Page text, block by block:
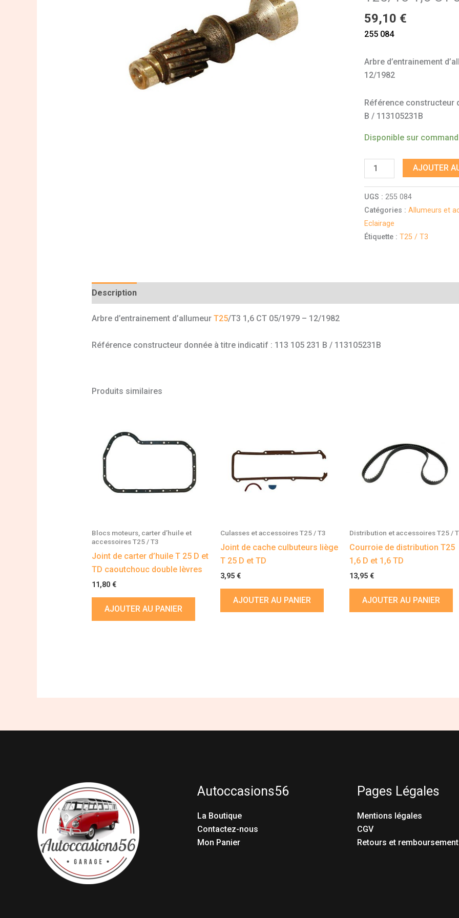
59,10 €
255 084
Arbre d’entrainement
12/1982
Référence constructeur
B / 113105231B
Disponible sur
05/1979
-
AJOUTER
UGS :255 084
Catégories :Allumeurs et
Eclairage
Étiquette :T25 / T3
Description
Arbre d’entrainement d’allumeur T25/T3 1,6 CT 05/1979 – 12/1982
Référence constructeur donnée à titre indicatif : 113 105 231 B / 113105231B
Produits similaires
Blocs moteurs, carter d’huile et
accessoires T25 / T3
Joint de carter d’huile T 25 D et
TD caoutchouc double lèvres
11,80 €
AJOUTER AU PANIER
Culasses et accessoires T25 / T3
Joint de cache culbuteurs liège
T 25 D et TD
3,95€
AJOUTER AU PANIER
Distribution et accessoires T25 /
Courroie de distribution T25
1,6 D et 1,6 TD
13,95 €
AJOUTER AU PANIER
Autoccasions56
La Boutique
Contactez-nous
Mon Panier
Pages Légales
Mentions légales
CGV
Retours et